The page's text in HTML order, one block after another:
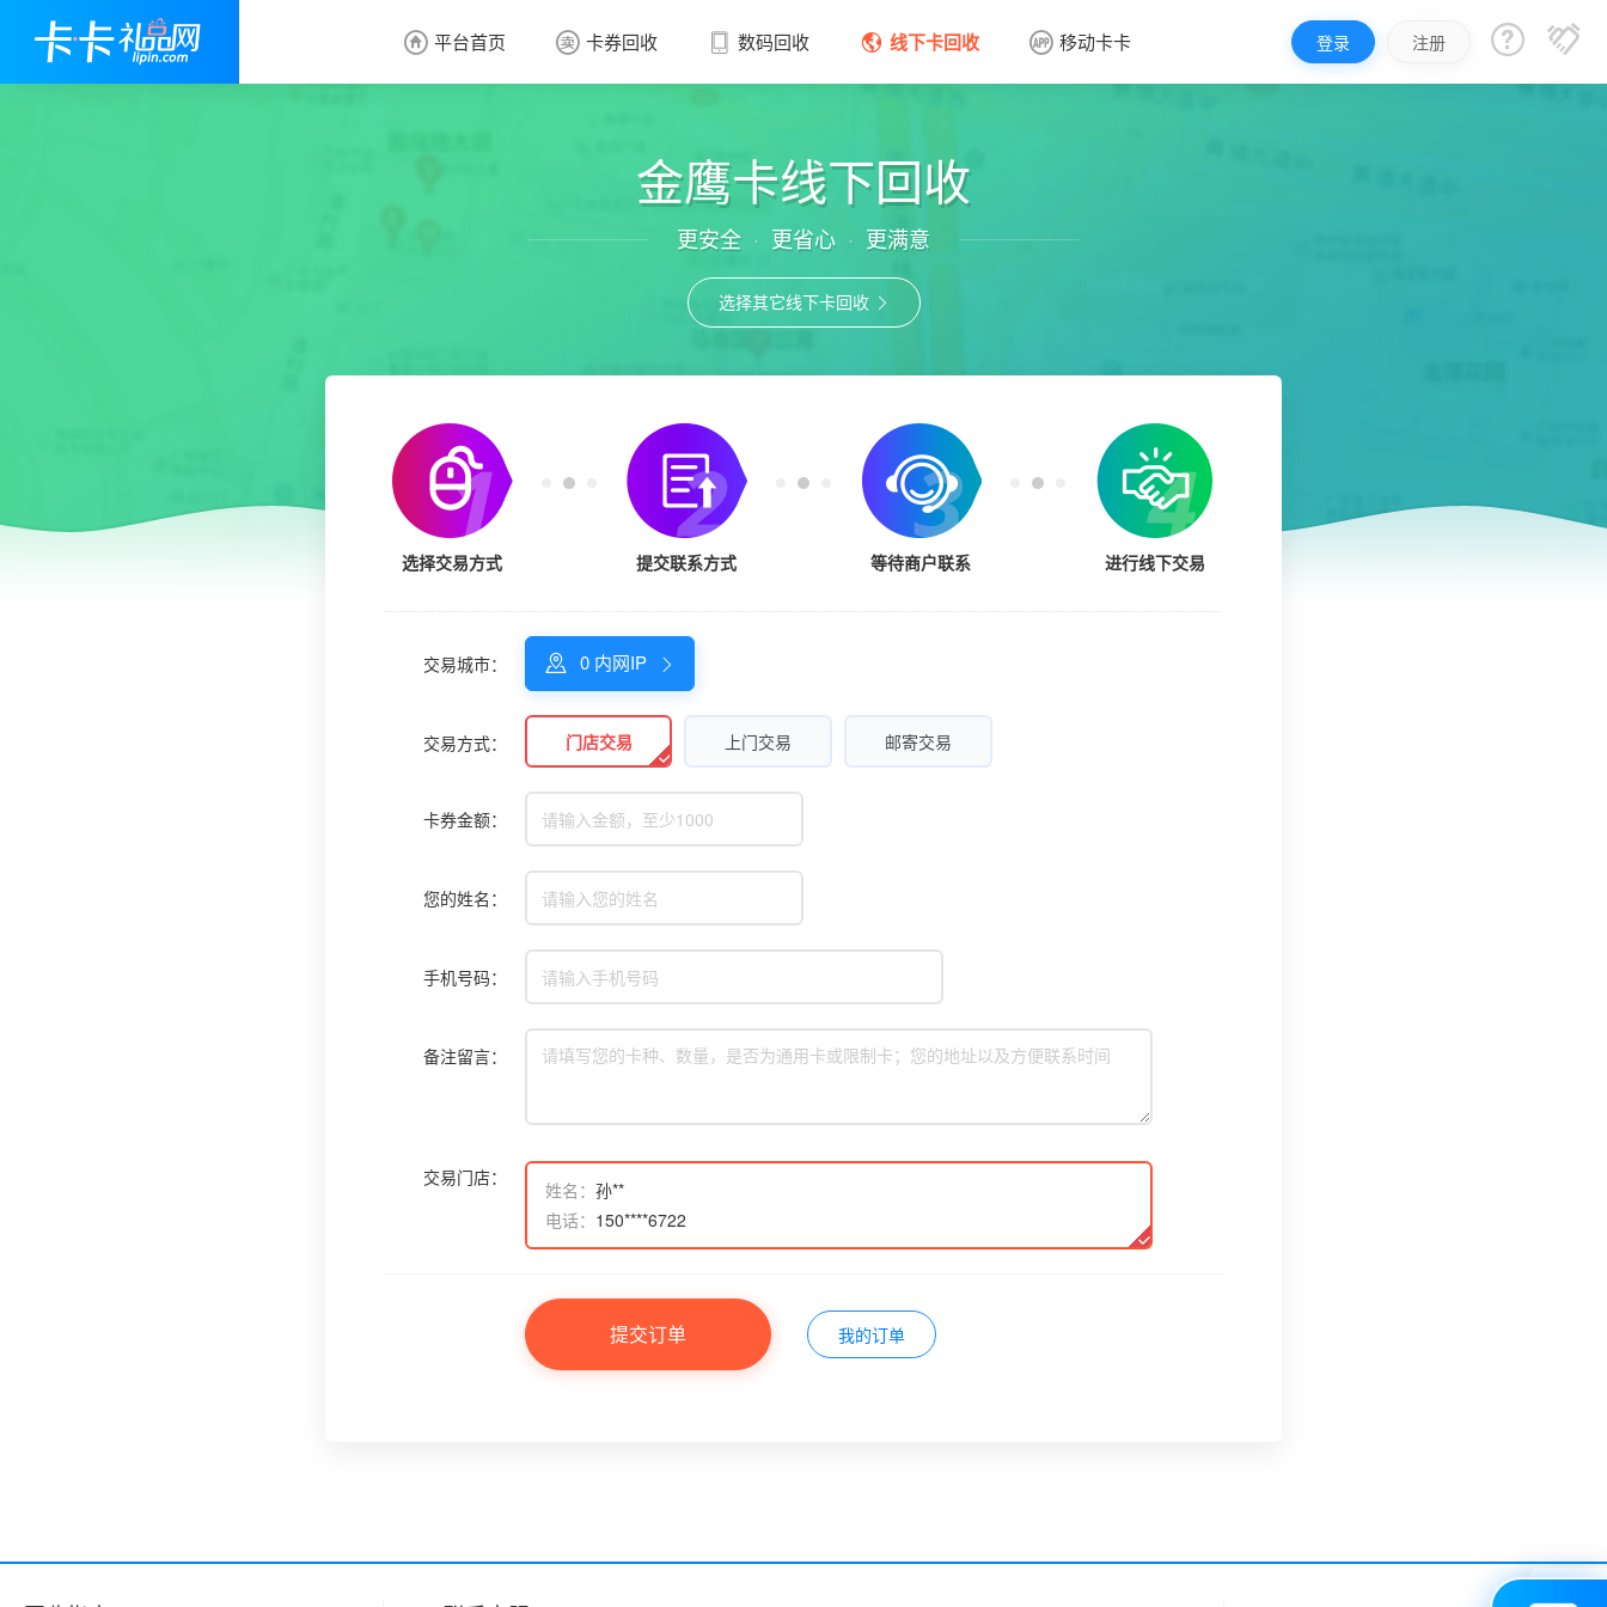
 平台首页  卡券回收  数码回收  线下卡回收  移动卡卡 登录 注册  
金鹰卡线下回收
更安全 · 更省心 · 更满意
选择其它线下卡回收 
选择交易方式 提交联系方式 等待商户联系 进行线下交易
交易城市：  0 内网IP 
交易方式： 门店交易 上门交易 邮寄交易
卡券金额：
您的姓名：
手机号码：
备注留言：
交易门店：
姓名： 孙**
电话： 150****6722
提交订单 我的订单